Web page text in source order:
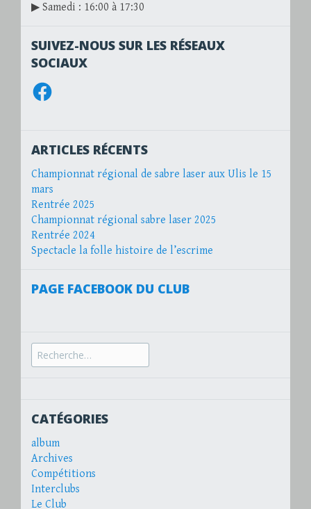
▶ Samedi : 16:00 à 17:30
SUIVEZ-NOUS SUR LES RÉSEAUX
SOCIAUX
Facebook
ARTICLES RÉCENTS
Championnat régional de sabre laser aux Ulis le 15
mars
Rentrée 2025
Championnat régional sabre laser 2025
Rentrée 2024
Spectacle la folle histoire de l’escrime
PAGE FACEBOOK DU CLUB
Recherche
pour :
CATÉGORIES
album
Archives
Compétitions
Interclubs
Le Club